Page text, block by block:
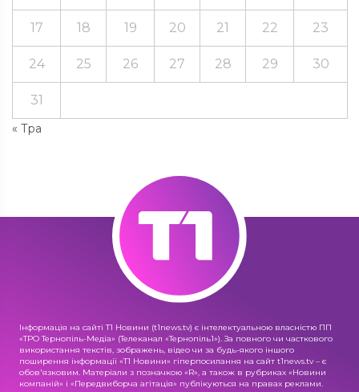
« Тра
17 18 19 20 21 22 23
24 25 26 27 28 29 30
31
Інформація на сайті Т1 Новини (t1news.tv) є інтелектуальною власністю ПП
«ТРО Тернопіль-Медіа» (Телеканал «Тернопіль1»). За повного чи часткового
використання текстів, зображень, відео чи за будь-якого іншого
поширення інформації «Т1 Новини» гіперпосилання на сайт t1news.tv – є
обов'язковим. Матеріали з позначкою «R», а також в рубриках «Новини
компаній» і «Передвиборча агітація» публікуються на правах реклами.